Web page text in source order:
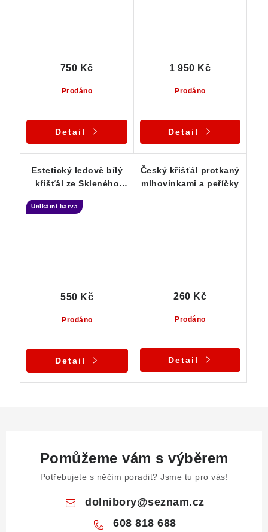
Prodáno
750 Kč
Detail
Prodáno
1 950 Kč
Detail
Estetický ledově bílý
křišťál ze Skleného
Vysočina
Unikátní barva
Prodáno
550 Kč
Detail
Český křišťál protkaný
mlhovinkami a peříčky
Prodáno
260 Kč
Detail
Pomůžeme vám s výběrem
Potřebujete s něčím poradit? Jsme tu pro vás!
dolnibory@seznam.cz
608 818 688